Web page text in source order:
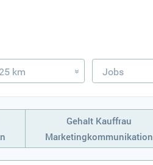
25 km » Jobs
Gehalt Kauffrau
Marketingkommunikation